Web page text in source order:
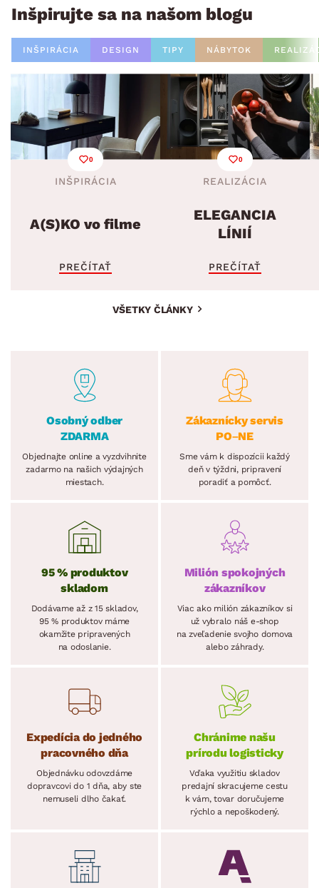
Inšpirujte sa na našom blogu
INŠPIRÁCIA DESIGN TIPY NÁBYTOK
0
INŠPIRÁCIA
A(S)KO vo filme
PREČÍTAŤ
0
REALIZÁCIA
ELEGANCIA
LÍNIÍ
PREČÍTAŤ
VŠETKY ČLÁNKY
Osobný odber
ZDARMA
Objednajte online a vyzdvihnite
zadarmo na našich výdajných
miestach.
Zákaznícky servis
PO–NE
Sme vám k dispozícii každý
deň v týždni, pripravení
poradiť a pomôcť.
95 % produktov
skladom
Dodávame až z 15 skladov,
95 % produktov máme
okamžite pripravených
na odoslanie.
Milión spokojných
zákazníkov
Viac ako milión zákazníkov si
už vybralo náš e-shop
na zveľadenie svojho domova
alebo záhrady.
Expedícia do jedného
pracovného dňa
Objednávku odovzdáme
dopravcovi do 1 dňa, aby ste
nemuseli dlho čakať.
Chránime našu
prírodu logisticky
Vďaka využitiu skladov
predajní skracujeme cestu
k vám, tovar doručujeme
rýchlo a nepoškodený.